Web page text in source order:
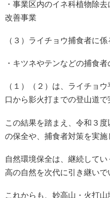
・事業区内のイネ科植物除
改善事業
（３）ライチョウ捕食者に
・キツネやテンなどの捕食
（１）（２）は、ライチョ
口から影火打までの登山道で
この結果を踏まえ、令和３
の保全や、捕食者対策を実施
自然環境保全は、継続して
高の自然を次代に引き継いで
これからも、妙高山・火打